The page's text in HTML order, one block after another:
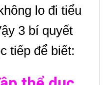
lo đi tiểu
3 bí quyết
tiếp để biết: